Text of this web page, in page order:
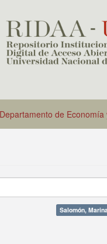
Departamento de Economía
Salomón,